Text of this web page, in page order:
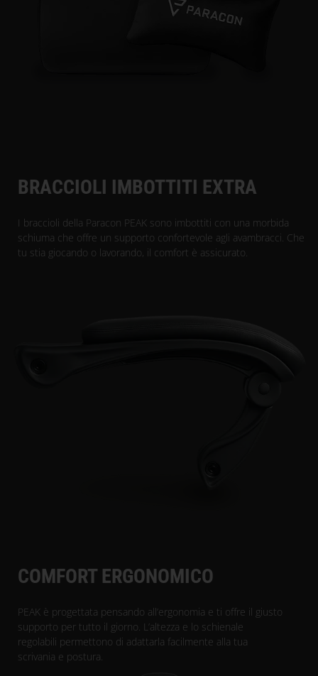
BRACCIOLI IMBOTTITI EXTRA
I braccioli della Paracon PEAK sono imbottiti con una morbida
schiuma che offre un supporto confortevole agli avambracci. Che
tu stia giocando o lavorando, il comfort è assicurato.
COMFORT ERGONOMICO
PEAK è progettata pensando all’ergonomia e ti offre il giusto
supporto per tutto il giorno. L’altezza e lo schienale
regolabili permettono di adattarla facilmente alla tua
scrivania e postura.